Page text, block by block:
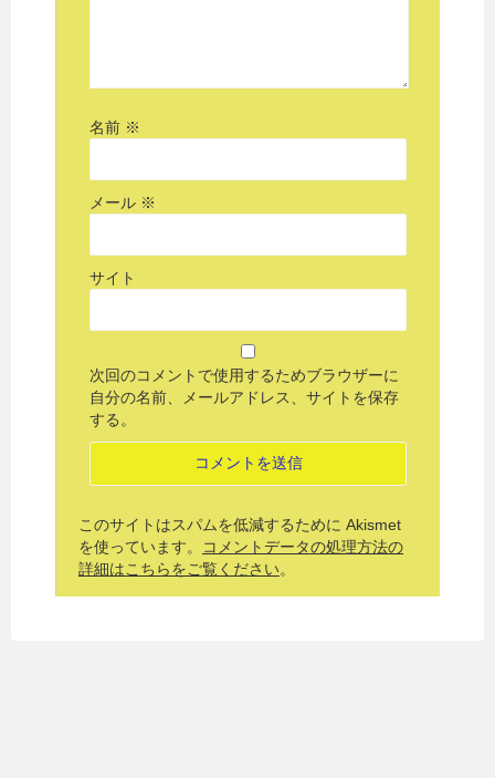
名前 ※
メール ※
サイト
次回のコメントで使用するためブラウザーに
自分の名前、メールアドレス、サイトを保存
する。
このサイトはスパムを低減するために Akismet
を使っています。
コメントデータの処理方法の
詳細はこちらをご覧ください。